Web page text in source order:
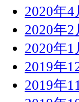
2020年4
2020年2
2020年1
2019年
2019年